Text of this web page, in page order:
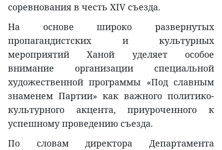
соревнования в честь XIV съезда.
На основе широко развернутых
пропагандистских и культурных
мероприятий Ханой уделяет особое
внимание организации специальной
художественной программы «Под славным
знаменем Партии» как важного политико-
культурного акцента, приуроченного к
успешному проведению съезда.
По словам директора Департамента